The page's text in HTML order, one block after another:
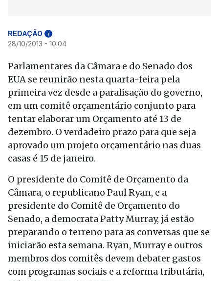
REDAÇÃO i
28/10/2013 - 10:04
Parlamentares da Câmara e do Senado dos
EUA se reunirão nesta quarta-feira pela
primeira vez desde a paralisação do governo,
em um comitê orçamentário conjunto para
tentar elaborar um Orçamento até 13 de
dezembro. O verdadeiro prazo para que seja
aprovado um projeto orçamentário nas duas
casas é 15 de janeiro.
O presidente do Comitê de Orçamento da
Câmara, o republicano Paul Ryan, e a
presidente do Comitê de Orçamento do
Senado, a democrata Patty Murray, já estão
preparando o terreno para as conversas que se
iniciarão esta semana. Ryan, Murray e outros
membros dos comitês devem debater gastos
com programas sociais e a reforma tributária,